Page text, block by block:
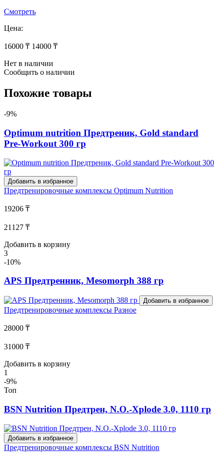
Смотреть
Цена:
16000 ₸ 14000 ₸
Нет в наличии
Сообщить о наличии
Похожие товары
-9%
Optimum nutrition Предтреник, Gold standard
Pre-Workout 300 гр
Добавить в избранное
Предтренировочные комплексы Optimum Nutrition
19206 ₸
21127 ₸
Добавить в корзину
3
-10%
APS Предтренник, Mesomorph 388 гр
Добавить в избранное
Предтренировочные комплексы Разное
28000 ₸
31000 ₸
Добавить в корзину
1
-9%
Топ
BSN Nutrition Предтрен, N.O.-Xplode 3.0, 1110 гр
Добавить в избранное
Предтренировочные комплексы BSN Nutrition